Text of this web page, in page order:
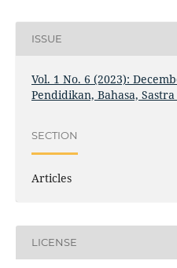
ISSUE
Vol. 1 No. 6 (2023):
Pendidikan, Bahasa,
SECTION
Articles
LICENSE